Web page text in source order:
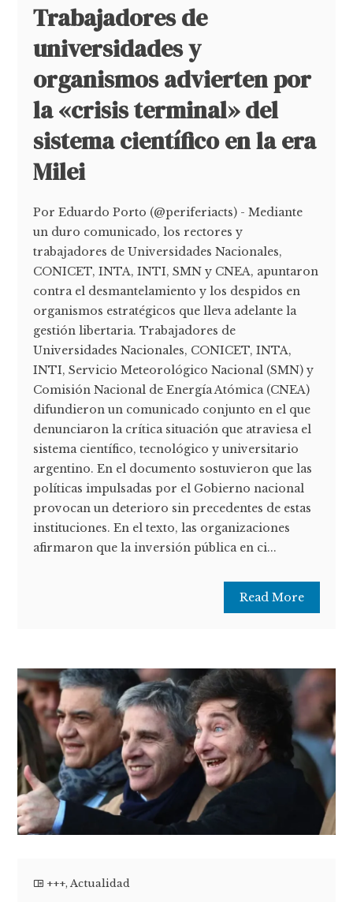
Trabajadores de
universidades y
organismos advierten por
la «crisis terminal» del
sistema científico en la era
Milei
Por Eduardo Porto (@periferiacts) - Mediante
un duro comunicado, los rectores y
trabajadores de Universidades Nacionales,
CONICET, INTA, INTI, SMN y CNEA, apuntaron
contra el desmantelamiento y los despidos en
organismos estratégicos que lleva adelante la
gestión libertaria. Trabajadores de
Universidades Nacionales, CONICET, INTA,
INTI, Servicio Meteorológico Nacional (SMN) y
Comisión Nacional de Energía Atómica (CNEA)
difundieron un comunicado conjunto en el que
denunciaron la crítica situación que atraviesa el
sistema científico, tecnológico y universitario
argentino. En el documento sostuvieron que las
políticas impulsadas por el Gobierno nacional
provocan un deterioro sin precedentes de estas
instituciones. En el texto, las organizaciones
afirmaron que la inversión pública en ci...
Read More
+++,Actualidad